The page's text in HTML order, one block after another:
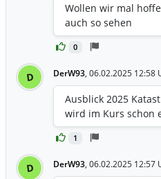
0
Wollen wir mal
auch so sehen
D DerW93, 06.02.2025 12:58
1
Ausblick 2025
wird im Kurs schon
D DerW93, 06.02.2025 12:57